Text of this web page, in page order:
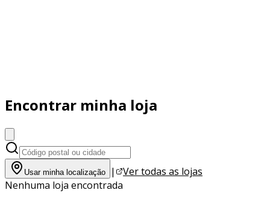
Encontrar minha loja
Usar minha localização |
Ver todas as lojas
Nenhuma loja encontrada